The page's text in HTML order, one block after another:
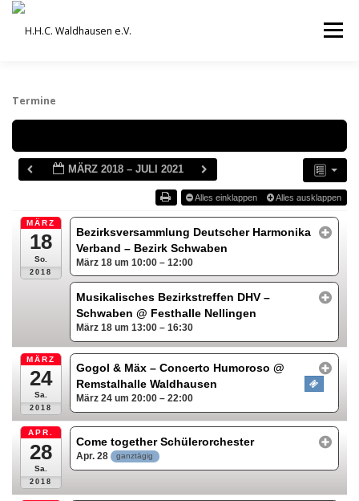
Zum
springen
Menü
ORCHESTER UND ENSEMBLES TERMINE
Termine
MÄRZ 2018 – JULI 2021
Alles einklappen Alles ausklappen
MÄRZ
18
So.
2018
Bezirksversammlung Deutscher Harmonika
Verband – Bezirk Schwaben
März 18 um 10:00 – 12:00
Musikalisches Bezirkstreffen DHV –
Schwaben@ Festhalle Nellingen
März 18 um 13:00 – 16:30
MÄRZ
24
Sa.
2018
Gogol & Mäx – Concerto Humoroso@
Remstalhalle Waldhausen
März 24 um 20:00 – 22:00
APR.
28
Sa.
2018
Come together Schülerorchester
Apr. 28 ganztägig